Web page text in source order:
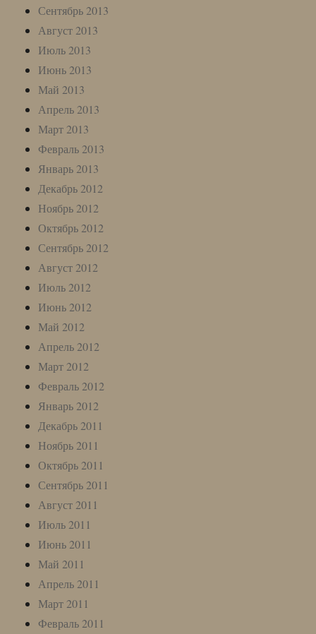
Сентябрь 2013
Август 2013
Июль 2013
Июнь 2013
Май 2013
Апрель 2013
Март 2013
Февраль 2013
Январь 2013
Декабрь 2012
Ноябрь 2012
Октябрь 2012
Сентябрь 2012
Август 2012
Июль 2012
Июнь 2012
Май 2012
Апрель 2012
Март 2012
Февраль 2012
Январь 2012
Декабрь 2011
Ноябрь 2011
Октябрь 2011
Сентябрь 2011
Август 2011
Июль 2011
Июнь 2011
Май 2011
Апрель 2011
Март 2011
Февраль 2011